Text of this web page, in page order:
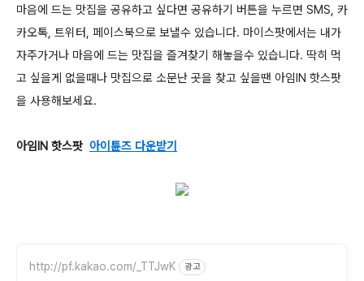
마음에 드는 맛집을 공유하고 싶다면 공유하기 버튼을 누르면 SMS, 카
카오톡, 트위터, 페이스북으로 보낼수 있습니다. 마이스팟에서는 내가
자주가거나 마음에 드는 맛집을 즐겨찾기 해놓을수 있습니다. 딱히 먹
고 싶을게 없을때나 맛집으로 소문난 곳을 찾고 싶을땐 아임IN 핫스팟
을 사용해보세요.
아임IN 핫스팟 아이튠즈 다운받기
http://pf.kakao.com/_TTJwK 광고